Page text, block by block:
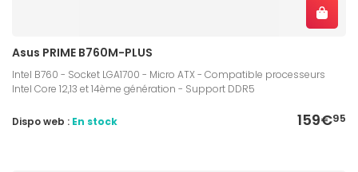
Asus PRIME B760M-PLUS
Intel B760 - Socket LGA1700 - Micro ATX - Compatible processeurs
Intel Core 12,13 et 14ème génération - Support DDR5
159€95
Dispo web : En stock